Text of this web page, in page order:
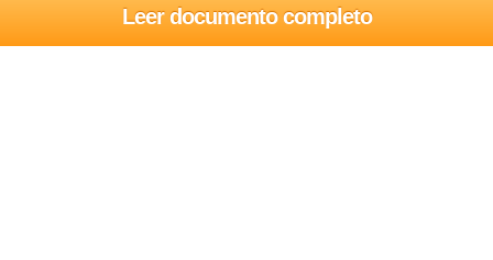
Leer documento completo